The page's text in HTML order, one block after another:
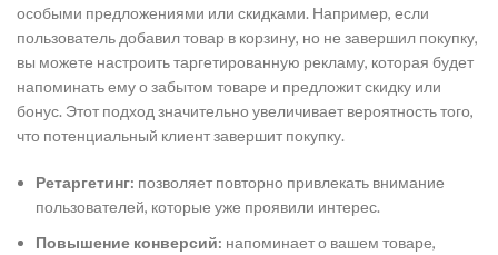
особыми предложениями или скидками. Например, если
пользователь добавил товар в корзину, но не завершил покупку,
вы можете настроить таргетированную рекламу, которая будет
напоминать ему о забытом товаре и предложит скидку или
бонус. Этот подход значительно увеличивает вероятность того,
что потенциальный клиент завершит покупку.
Ретаргетинг: позволяет повторно привлекать внимание
пользователей, которые уже проявили интерес.
Повышение конверсий: напоминает о вашем товаре,